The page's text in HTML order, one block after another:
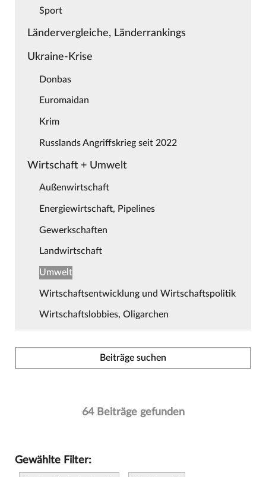
Sport
Ländervergleiche, Länderrankings
Ukraine-Krise
Donbas
Euromaidan
Krim
Russlands Angriffskrieg seit 2022
Wirtschaft + Umwelt
Außenwirtschaft
Energiewirtschaft, Pipelines
Gewerkschaften
Landwirtschaft
Umwelt
Wirtschaftsentwicklung und Wirtschaftspolitik
Wirtschaftslobbies, Oligarchen
Beiträge suchen
64 Beiträge gefunden
Gewählte Filter: